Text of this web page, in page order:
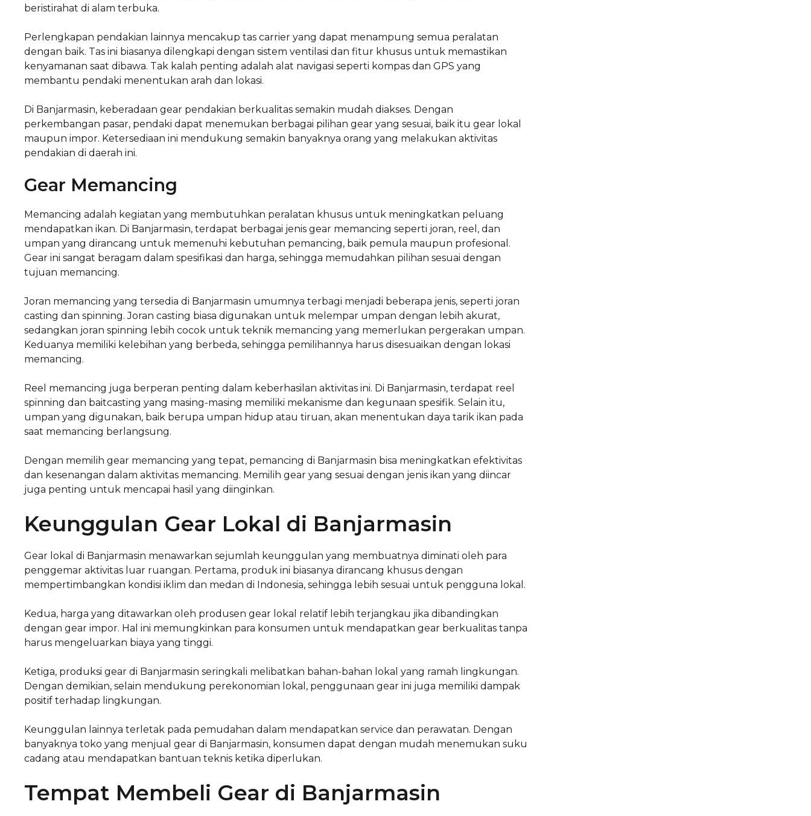
beristirahat di alam terbuka.
Perlengkapan pendakian lainnya mencakup tas carrier yang dapat menampung semua peralatan
dengan baik. Tas ini biasanya dilengkapi dengan sistem ventilasi dan fitur khusus untuk memastikan
kenyamanan saat dibawa. Tak kalah penting adalah alat navigasi seperti kompas dan GPS yang
membantu pendaki menentukan arah dan lokasi.
Di Banjarmasin, keberadaan gear pendakian berkualitas semakin mudah diakses. Dengan
perkembangan pasar, pendaki dapat menemukan berbagai pilihan gear yang sesuai, baik itu gear lokal
maupun impor. Ketersediaan ini mendukung semakin banyaknya orang yang melakukan aktivitas
pendakian di daerah ini.
Gear Memancing
Memancing adalah kegiatan yang membutuhkan peralatan khusus untuk meningkatkan peluang
mendapatkan ikan. Di Banjarmasin, terdapat berbagai jenis gear memancing seperti joran, reel, dan
umpan yang dirancang untuk memenuhi kebutuhan pemancing, baik pemula maupun profesional.
Gear ini sangat beragam dalam spesifikasi dan harga, sehingga memudahkan pilihan sesuai dengan
tujuan memancing.
Joran memancing yang tersedia di Banjarmasin umumnya terbagi menjadi beberapa jenis, seperti joran
casting dan spinning. Joran casting biasa digunakan untuk melempar umpan dengan lebih akurat,
sedangkan joran spinning lebih cocok untuk teknik memancing yang memerlukan pergerakan umpan.
Keduanya memiliki kelebihan yang berbeda, sehingga pemilihannya harus disesuaikan dengan lokasi
memancing.
Reel memancing juga berperan penting dalam keberhasilan aktivitas ini. Di Banjarmasin, terdapat reel
spinning dan baitcasting yang masing-masing memiliki mekanisme dan kegunaan spesifik. Selain itu,
umpan yang digunakan, baik berupa umpan hidup atau tiruan, akan menentukan daya tarik ikan pada
saat memancing berlangsung.
Dengan memilih gear memancing yang tepat, pemancing di Banjarmasin bisa meningkatkan efektivitas
dan kesenangan dalam aktivitas memancing. Memilih gear yang sesuai dengan jenis ikan yang diincar
juga penting untuk mencapai hasil yang diinginkan.
Keunggulan Gear Lokal di Banjarmasin
Gear lokal di Banjarmasin menawarkan sejumlah keunggulan yang membuatnya diminati oleh para
penggemar aktivitas luar ruangan. Pertama, produk ini biasanya dirancang khusus dengan
mempertimbangkan kondisi iklim dan medan di Indonesia, sehingga lebih sesuai untuk pengguna lokal.
Kedua, harga yang ditawarkan oleh produsen gear lokal relatif lebih terjangkau jika dibandingkan
dengan gear impor. Hal ini memungkinkan para konsumen untuk mendapatkan gear berkualitas tanpa
harus mengeluarkan biaya yang tinggi.
Ketiga, produksi gear di Banjarmasin seringkali melibatkan bahan-bahan lokal yang ramah lingkungan.
Dengan demikian, selain mendukung perekonomian lokal, penggunaan gear ini juga memiliki dampak
positif terhadap lingkungan.
Keunggulan lainnya terletak pada pemudahan dalam mendapatkan service dan perawatan. Dengan
banyaknya toko yang menjual gear di Banjarmasin, konsumen dapat dengan mudah menemukan suku
cadang atau mendapatkan bantuan teknis ketika diperlukan.
Tempat Membeli Gear di Banjarmasin